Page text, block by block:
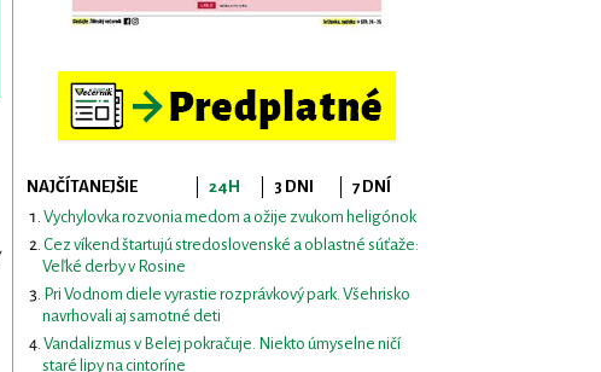
NAJČÍTANEJŠIE 24H 3 DNI
7 DNÍ
Vychylovka rozvonia medom a ožije zvukom heligónok
Cez víkend štartujú stredoslovenské a oblastné súťaže:
Veľké derby v Rosine
Pri Vodnom diele vyrastie rozprávkový park. Všehrisko
navrhovali aj samotné deti
Vandalizmus v Belej pokračuje. Niekto úmyselne ničí
staré lipy na cintoríne